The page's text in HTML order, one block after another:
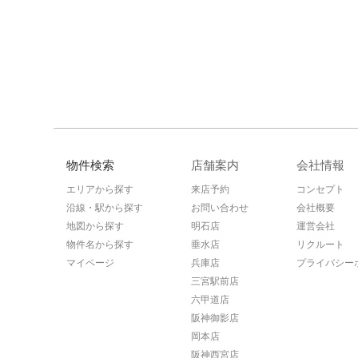
物件検索
エリアから探す
沿線・駅から探す
地図から探す
物件名から探す
マイページ
店舗案内
来店予約
お問い合わせ
明石店
垂水店
兵庫店
三宮駅前店
六甲道店
阪神御影店
岡本店
阪神西宮店
会社情報
コンセプト
会社概要
運営会社
リクルート
プライバシー